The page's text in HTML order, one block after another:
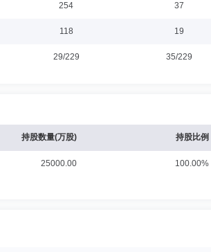
254 37
118 19
29/229 35/229
持股数量(万股) 持股比例
25000.00 100.00%